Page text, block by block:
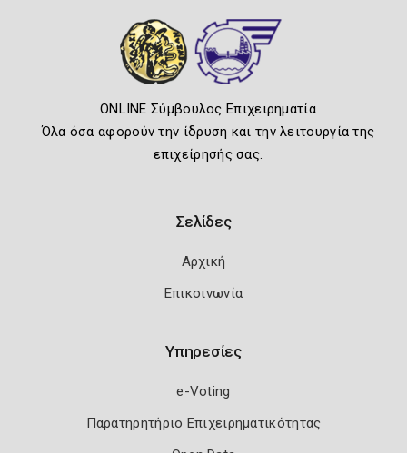
ONLINE Σύμβουλος Επιχειρηματία
Όλα όσα αφορούν την ίδρυση και την λειτουργία της
επιχείρησής σας.
Σελίδες
Αρχική
Επικοινωνία
Υπηρεσίες
e-Voting
Παρατηρητήριο Επιχειρηματικότητας